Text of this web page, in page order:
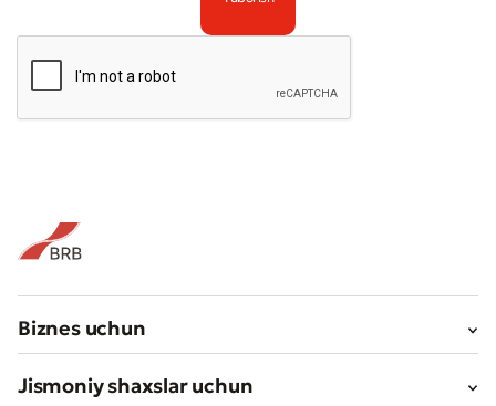
Biznes uchun
Jismoniy shaxslar uchun